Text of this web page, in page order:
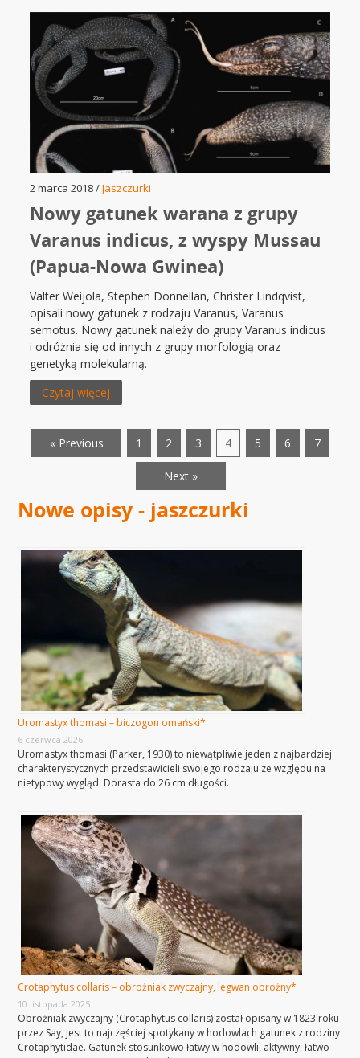
2 marca 2018 /Jaszczurki
Nowy gatunek warana z grupy
Varanus indicus, z wyspy Mussau
(Papua-Nowa Gwinea)
Valter Weijola, Stephen Donnellan, Christer Lindqvist,
opisali nowy gatunek z rodzaju Varanus, Varanus
semotus. Nowy gatunek należy do grupy Varanus indicus
i odróżnia się od innych z grupy morfologią oraz
genetyką molekularną.
Czytaj więcej
« Previous 1 2 3 4 5 6 7
Next »
Nowe opisy - jaszczurki
Uromastyx thomasi – biczogon omański*
6 czerwca 2026
Uromastyx thomasi (Parker, 1930) to niewątpliwie jeden z najbardziej
charakterystycznych przedstawicieli swojego rodzaju ze względu na
nietypowy wygląd. Dorasta do 26 cm długości.
Crotaphytus collaris – obrożniak zwyczajny, legwan obrożny*
10 listopada 2025
Obrożniak zwyczajny (Crotaphytus collaris) został opisany w 1823 roku
przez Say, jest to najczęściej spotykany w hodowlach gatunek z rodziny
Crotaphytidae. Gatunek stosunkowo łatwy w hodowli, aktywny, łatwo